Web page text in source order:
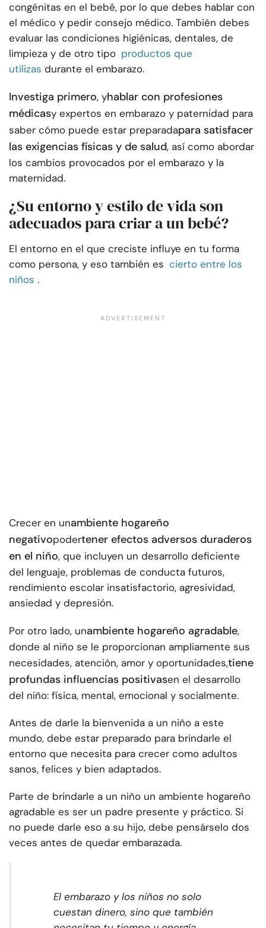
congénitas en el bebé, por lo que debes hablar con
el médico y pedir consejo médico. También debes
evaluar las condiciones higiénicas, dentales, de
limpieza y de otro tipo productos que
utilizas durante el embarazo.
Investiga primero, yhablar con profesiones
médicasy expertos en embarazo y paternidad para
saber cómo puede estar preparadapara satisfacer
las exigencias físicas y de salud, así como abordar
los cambios provocados por el embarazo y la
maternidad.
¿Su entorno y estilo de vida son
adecuados para criar a un bebé?
El entorno en el que creciste influye en tu forma
como persona, y eso también es cierto entre los
niños .
Crecer en unambiente hogareño
negativopodertener efectos adversos duraderos
en el niño, que incluyen un desarrollo deficiente
del lenguaje, problemas de conducta futuros,
rendimiento escolar insatisfactorio, agresividad,
ansiedad y depresión.
Por otro lado, unambiente hogareño agradable,
donde al niño se le proporcionan ampliamente sus
necesidades, atención, amor y oportunidades,tiene
profundas influencias positivasen el desarrollo
del niño: física, mental, emocional y socialmente.
Antes de darle la bienvenida a un niño a este
mundo, debe estar preparado para brindarle el
entorno que necesita para crecer como adultos
sanos, felices y bien adaptados.
Parte de brindarle a un niño un ambiente hogareño
agradable es ser un padre presente y práctico. Si
no puede darle eso a su hijo, debe pensárselo dos
veces antes de quedar embarazada.
El embarazo y los niños no solo
cuestan dinero, sino que también